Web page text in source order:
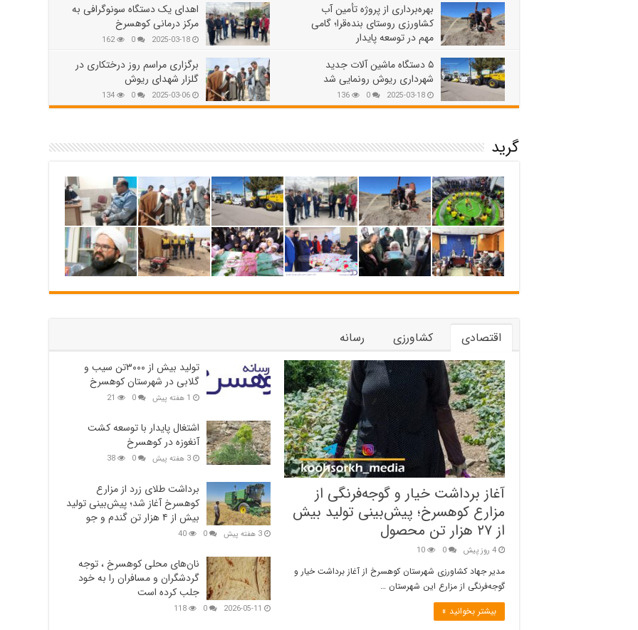
بهره‌برداری از پروژه تأمین آب
کشاورزی روستای بنده‌قرا؛ گامی
مهم در توسعه پایدار
اهدای یک دستگاه سونوگرافی به
مرکز درمانی کوهسرخ
2025-03-18
0
162
۵ دستگاه ماشین آلات جدید
شهرداری ریوش رونمایی شد
2025-03-18
0
136
برگزاری مراسم روز درختکاری در
گلزار شهدای ریوش
2025-03-06
0
134
گرید
اقتصادی کشاورزی رسانه
آغاز برداشت خیار و گوجه‌فرنگی از
مزارع کوهسرخ؛ پیش‌بینی تولید بیش
از ۲۷ هزار تن محصول
4 روز پیش 0
10
مدیر جهاد کشاورزی شهرستان کوهسرخ از آغاز برداشت خیار و
گوجه‌فرنگی از مزارع این شهرستان …
بیشتر بخوانید »
تولید بیش از ۳۰۰۰تن سیب و
گلابی در شهرستان کوهسرخ
1 هفته پیش 0
21
اشتغال پایدار با توسعه کشت
آنغوزه در کوهسرخ
3 هفته پیش 0
38
برداشت طلای زرد از مزارع
کوهسرخ آغاز شد؛ پیش‌بینی تولید
بیش از ۴ هزار تن گندم و جو
3 هفته پیش 0
40
نان‌های محلی کوهسرخ ، توجه
گردشگران و مسافران را به خود
جلب کرده است
2026-05-11
0
118